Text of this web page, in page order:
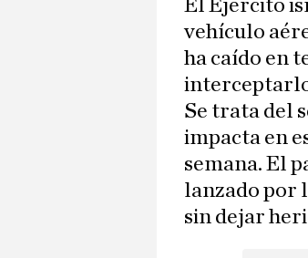
El Ejército
vehículo
ha caído en
Se trata del
impacta en
semana. El
lanzado por
sin dejar